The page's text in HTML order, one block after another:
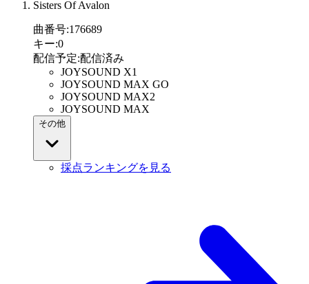
Sisters Of Avalon
曲番号:176689
キー:0
配信予定:配信済み
JOYSOUND X1
JOYSOUND MAX GO
JOYSOUND MAX2
JOYSOUND MAX
その他
採点ランキングを見る